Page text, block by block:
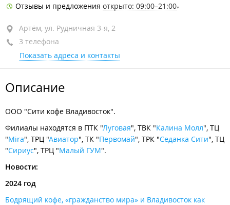
Отзывы и предложения открыто: 09:00–21:00
Артём, ул. Рудничная 3-я, 2
3 телефона
Показать адреса и контакты
Описание
ООО "Сити кофе Владивосток".
Филиалы находятся в ПТК "Луговая", ТВК "Калина Молл", ТЦ
"Mira", ТРЦ "Авиатор", ТК "Первомай", ТРК "Седанка Сити", ТЦ
"Сириус", ТРЦ "Малый ГУМ".
Новости:
2024 год
Бодрящий кофе, «гражданство мира» и Владивосток как